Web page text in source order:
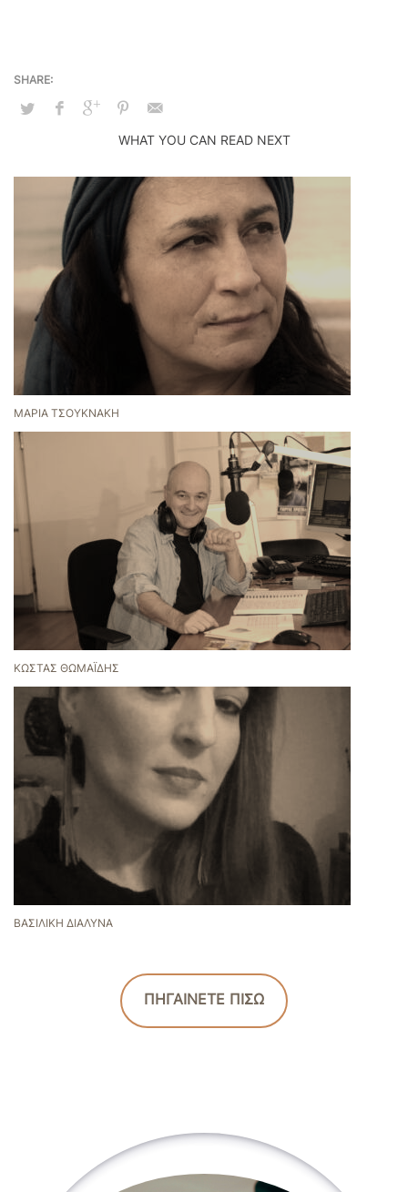
WHAT YOU CAN READ NEXT
ΜΑΡΊΑ ΤΣΟΥΚΝΆΚΗ
ΚΏΣΤΑΣ ΘΩΜΑΪ́ΔΗΣ
ΒΑΣΙΛΙΚΉ ΔΙΑΛΥΝΆ
ΠΗΓΑΙΝΕΤΕ ΠΙΣΩ